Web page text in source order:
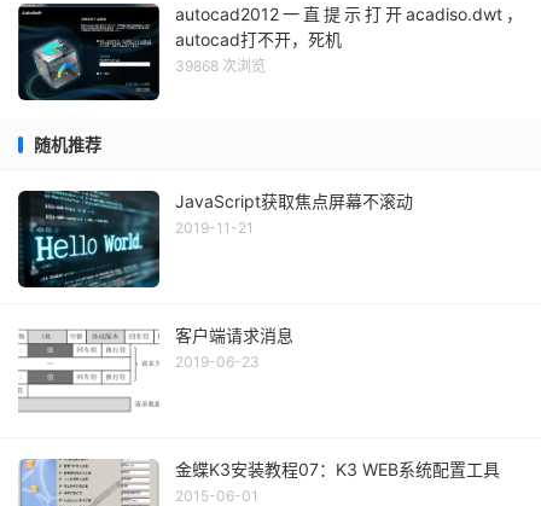
autocad2012一直提示打开acadiso.dwt，
autocad打不开，死机
39868 次浏览
随机推荐
JavaScript获取焦点屏幕不滚动
2019-11-21
客户端请求消息
2019-06-23
金蝶K3安装教程07：K3 WEB系统配置工具
2015-06-01